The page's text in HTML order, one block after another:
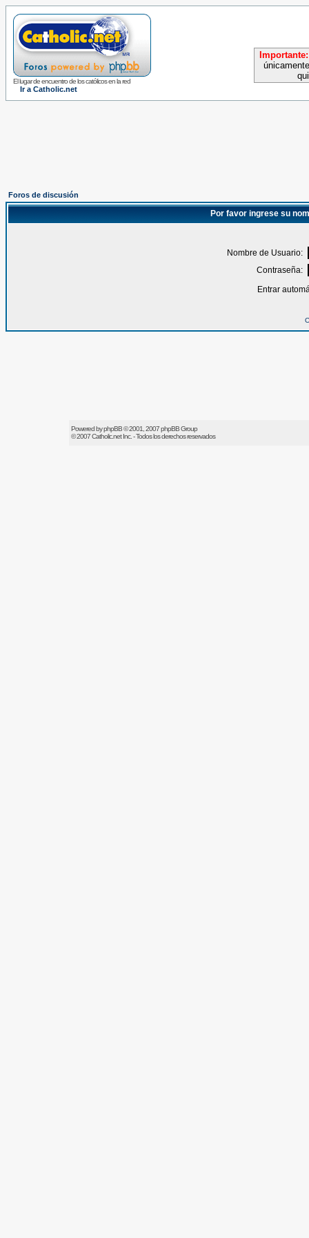
El lugar de encuentro de los católicos en la red
Ir a Catholic.net
Importante:
Foros de discusión
Por favor ingrese su
Nombre de Usuario:
Contraseña:
Entrar
Powered byphpBB© 2001, 2007 phpBB Group
© 2007Catholic.netInc. - Todos los derechos reservados